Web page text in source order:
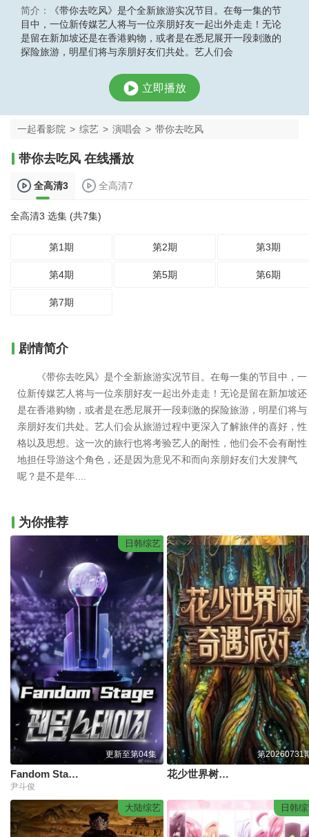
简介：
《带你去吃风》是个全新旅游实况节目。在每一集的节
目中，一位新传媒艺人将与一位亲朋好友一起出外走走！无论
是留在新加坡还是在香港购物，或者是在悉尼展开一段刺激的
探险旅游，明星们将与亲朋好友们共处。艺人们会
立即播放
一起看影院 > 综艺 > 演唱会 > 带你去吃风
带你去吃风 在线播放
全高清3 全高清7
全高清3 选集 (共7集)
第1期 第2期 第3期
第4期 第5期 第6期
第7期
剧情简介
《带你去吃风》是个全新旅游实况节目。在每一集的节目中，一
位新传媒艺人将与一位亲朋好友一起出外走走！无论是留在新加坡还
是在香港购物，或者是在悉尼展开一段刺激的探险旅游，明星们将与
亲朋好友们共处。艺人们会从旅游过程中更深入了解旅伴的喜好，性
格以及思想。这一次的旅行也将考验艺人的耐性，他们会不会有耐性
地担任导游这个角色，还是因为意见不和而向亲朋好友们大发脾气
呢？是不是年....
为你推荐
日韩综艺
更新至第04集
Fandom Stage
尹斗俊
第20260731
花少世界树奇遇派对
大陆综艺 日韩